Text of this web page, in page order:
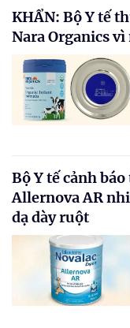
KHẨN: Bộ Y tế
Nara Organics
Bộ Y tế cảnh
Allernova AR
dạ dày ruột